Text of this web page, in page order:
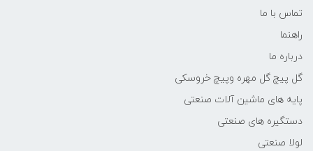
تماس با ما
راهنما
درباره ما
گل پیچ گل مهره وپیچ خروسکی
پایه های ماشین آلات صنعتی
دستگیره های صنعتی
لولا صنعتی